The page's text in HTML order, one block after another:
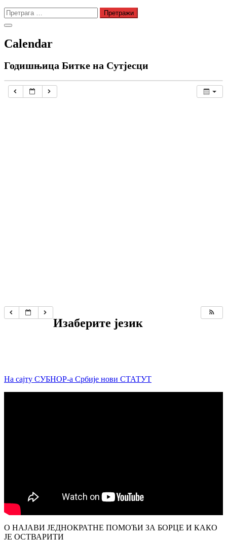
Претрага
за:
Calendar
Годишњица Битке на Сутјесци
Изаберите језик
На сајту СУБНОР-а Србије нови СТАТУТ
О НАЈАВИ ЈЕДНОКРАТНЕ ПОМОЋИ ЗА БОРЦЕ И КАКО
ЈЕ ОСТВАРИТИ